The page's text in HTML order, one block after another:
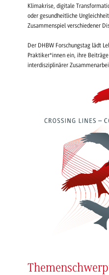
Klimakrise, digitale
oder gesundheitliche
Zusammenspiel verschiedener
Der DHBW Forschungstag lädt
Praktiker*innen ein, ihre
interdisziplinärer